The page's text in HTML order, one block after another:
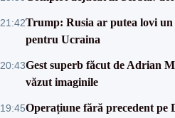
21:42Trump: Rusia ar putea lovi un
pentru Ucraina
20:43Gest superb făcut de Adrian
văzut imaginile
19:45Operațiune fără precedent pe